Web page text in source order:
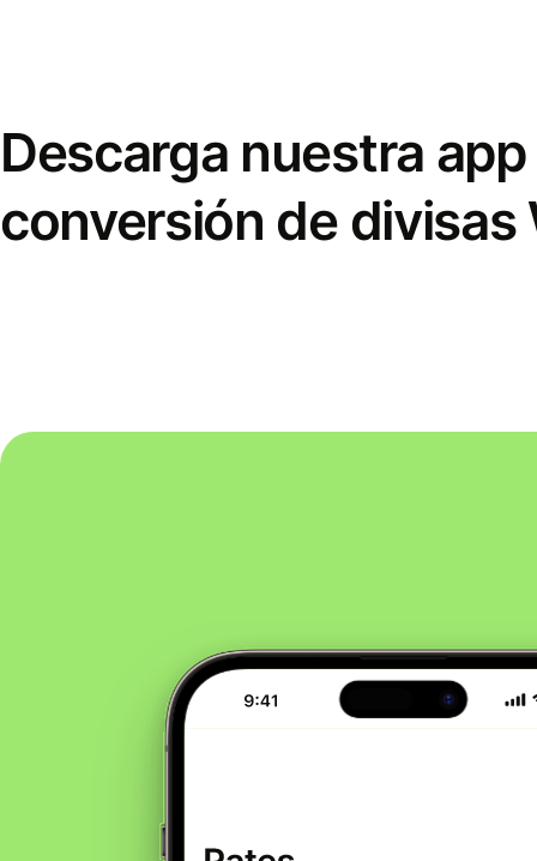
Descarga nuestra
conversión de divisas